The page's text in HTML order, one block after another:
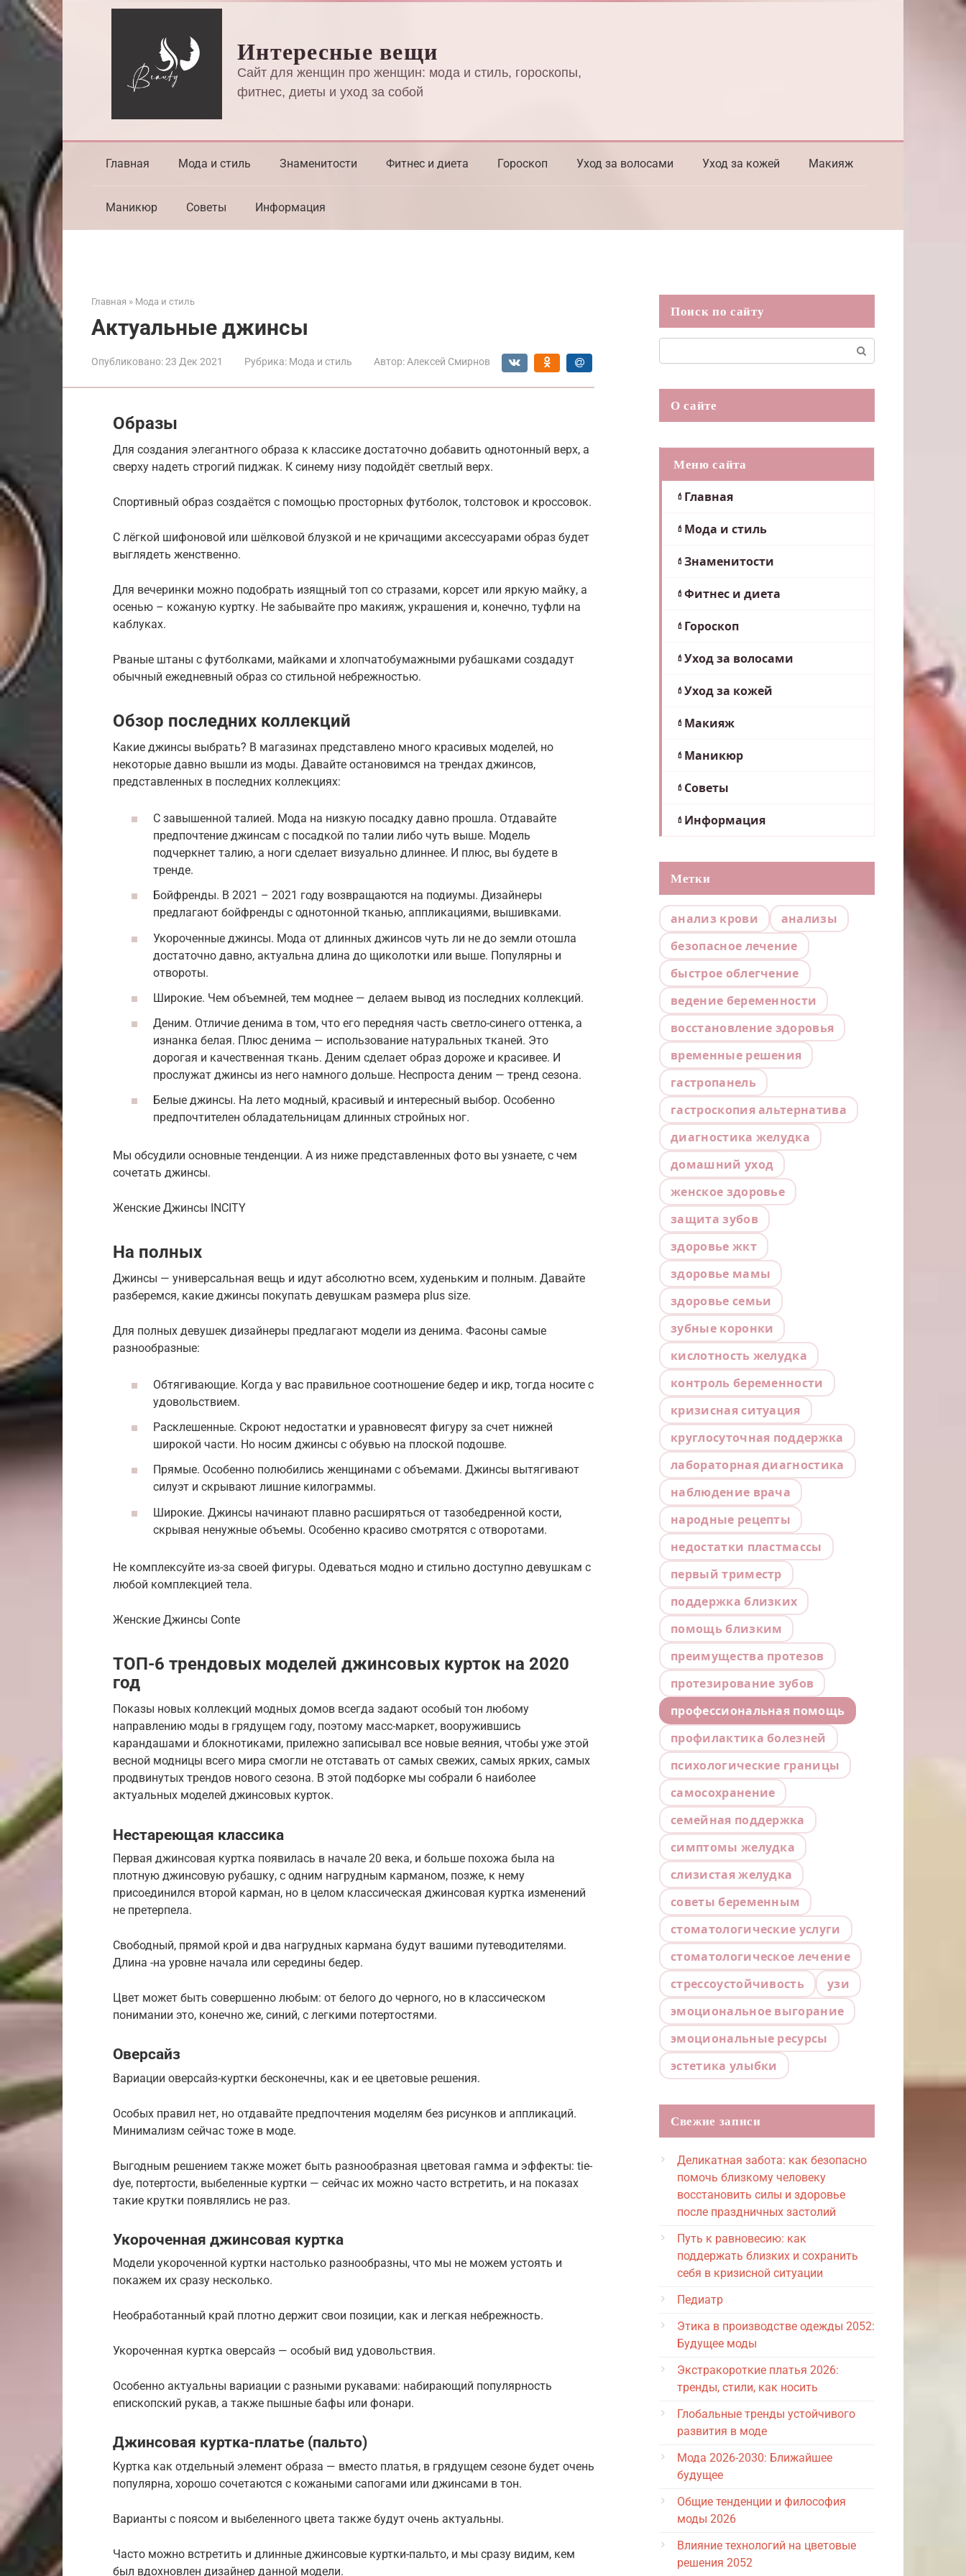
Перейти
к
контенту
Интересные вещи
Сайт для женщин про женщин: мода и стиль, гороскопы,
фитнес, диеты и уход за собой
Главная Мода и стиль Знаменитости Фитнес и диета Гороскоп Уход за волосами Уход за кожей Макияж
Маникюр Советы Информация
Главная » Мода и стиль
Актуальные джинсы
Опубликовано:23 Дек 2021 Рубрика: Мода и стиль Автор: Алексей Смирнов
Образы
Для создания элегантного образа к классике достаточно добавить однотонный верх, а
сверху надеть строгий пиджак. К синему низу подойдёт светлый верх.
Спортивный образ создаётся с помощью просторных футболок, толстовок и кроссовок.
С лёгкой шифоновой или шёлковой блузкой и не кричащими аксессуарами образ будет
выглядеть женственно.
Для вечеринки можно подобрать изящный топ со стразами, корсет или яркую майку, а
осенью – кожаную куртку. Не забывайте про макияж, украшения и, конечно, туфли на
каблуках.
Рваные штаны с футболками, майками и хлопчатобумажными рубашками создадут
обычный ежедневный образ со стильной небрежностью.
Обзор последних коллекций
Какие джинсы выбрать? В магазинах представлено много красивых моделей, но
некоторые давно вышли из моды. Давайте остановимся на трендах джинсов,
представленных в последних коллекциях:
С завышенной талией. Мода на низкую посадку давно прошла. Отдавайте
предпочтение джинсам с посадкой по талии либо чуть выше. Модель
подчеркнет талию, а ноги сделает визуально длиннее. И плюс, вы будете в
тренде.
Бойфренды. В 2021 – 2021 году возвращаются на подиумы. Дизайнеры
предлагают бойфренды с однотонной тканью, аппликациями, вышивками.
Укороченные джинсы. Мода от длинных джинсов чуть ли не до земли отошла
достаточно давно, актуальна длина до щиколотки или выше. Популярны и
отвороты.
Широкие. Чем объемней, тем моднее — делаем вывод из последних коллекций.
Деним. Отличие денима в том, что его передняя часть светло-синего оттенка, а
изнанка белая. Плюс денима — использование натуральных тканей. Это
дорогая и качественная ткань. Деним сделает образ дороже и красивее. И
прослужат джинсы из него намного дольше. Неспроста деним — тренд сезона.
Белые джинсы. На лето модный, красивый и интересный выбор. Особенно
предпочтителен обладательницам длинных стройных ног.
Мы обсудили основные тенденции. А из ниже представленных фото вы узнаете, с чем
сочетать джинсы.
Женские Джинсы INCITY
На полных
Джинсы — универсальная вещь и идут абсолютно всем, худеньким и полным. Давайте
разберемся, какие джинсы покупать девушкам размера plus size.
Для полных девушек дизайнеры предлагают модели из денима. Фасоны самые
разнообразные:
Обтягивающие. Когда у вас правильное соотношение бедер и икр, тогда носите с
удовольствием.
Расклешенные. Скроют недостатки и уравновесят фигуру за счет нижней
широкой части. Но носим джинсы с обувью на плоской подошве.
Прямые. Особенно полюбились женщинами с объемами. Джинсы вытягивают
силуэт и скрывают лишние килограммы.
Широкие. Джинсы начинают плавно расширяться от тазобедренной кости,
скрывая ненужные объемы. Особенно красиво смотрятся с отворотами.
Не комплексуйте из-за своей фигуры. Одеваться модно и стильно доступно девушкам с
любой комплекцией тела.
Женские Джинсы Conte
ТОП-6 трендовых моделей джинсовых курток на 2020
год
Показы новых коллекций модных домов всегда задают особый тон любому
направлению моды в грядущем году, поэтому масс-маркет, вооружившись
карандашами и блокнотиками, прилежно записывал все новые веяния, чтобы уже этой
весной модницы всего мира смогли не отставать от самых свежих, самых ярких, самых
продвинутых трендов нового сезона. В этой подборке мы собрали 6 наиболее
актуальных моделей джинсовых курток.
Нестареющая классика
Первая джинсовая куртка появилась в начале 20 века, и больше похожа была на
плотную джинсовую рубашку, с одним нагрудным карманом, позже, к нему
присоединился второй карман, но в целом классическая джинсовая куртка изменений
не претерпела.
Свободный, прямой крой и два нагрудных кармана будут вашими путеводителями.
Длина -на уровне начала или середины бедер.
Цвет может быть совершенно любым: от белого до черного, но в классическом
понимании это, конечно же, синий, с легкими потертостями.
Оверсайз
Вариации оверсайз-куртки бесконечны, как и ее цветовые решения.
Особых правил нет, но отдавайте предпочтения моделям без рисунков и аппликаций.
Минимализм сейчас тоже в моде.
Выгодным решением также может быть разнообразная цветовая гамма и эффекты: tie-
dye, потертости, выбеленные куртки — сейчас их можно часто встретить, и на показах
такие крутки появлялись не раз.
Укороченная джинсовая куртка
Модели укороченной куртки настолько разнообразны, что мы не можем устоять и
покажем их сразу несколько.
Необработанный край плотно держит свои позиции, как и легкая небрежность.
Укороченная куртка оверсайз — особый вид удовольствия.
Особенно актуальны вариации с разными рукавами: набирающий популярность
епископский рукав, а также пышные бафы или фонари.
Джинсовая куртка-платье (пальто)
Куртка как отдельный элемент образа — вместо платья, в грядущем сезоне будет очень
популярна, хорошо сочетаются с кожаными сапогами или джинсами в тон.
Варианты с поясом и выбеленного цвета также будут очень актуальны.
Часто можно встретить и длинные джинсовые куртки-пальто, и мы сразу видим, кем
был вдохновлен дизайнер данной модели.
Поиск по сайту
О сайте
Меню сайта
Главная
Мода и стиль
Знаменитости
Фитнес и диета
Гороскоп
Уход за волосами
Уход за кожей
Макияж
Маникюр
Советы
Информация
Метки
анализ крови
анализы
безопасное лечение
быстрое облегчение
ведение беременности
восстановление здоровья
временные решения
гастропанель
гастроскопия альтернатива
диагностика желудка
домашний уход
женское здоровье
защита зубов
здоровье жкт
здоровье мамы
здоровье семьи
зубные коронки
кислотность желудка
контроль беременности
кризисная ситуация
круглосуточная поддержка
лабораторная диагностика
наблюдение врача
народные рецепты
недостатки пластмассы
первый триместр
поддержка близких
помощь близким
преимущества протезов
протезирование зубов
профессиональная помощь
профилактика болезней
психологические границы
самосохранение
семейная поддержка
симптомы желудка
слизистая желудка
советы беременным
стоматологические услуги
стоматологическое лечение
стрессоустойчивость
узи
эмоциональное выгорание
эмоциональные ресурсы
эстетика улыбки
Свежие записи
Деликатная забота: как безопасно
помочь близкому человеку
восстановить силы и здоровье
после праздничных застолий
Путь к равновесию: как
поддержать близких и сохранить
себя в кризисной ситуации
Педиатр
Этика в производстве одежды 2052:
Будущее моды
Экстракороткие платья 2026:
тренды, стили, как носить
Глобальные тренды устойчивого
развития в моде
Мода 2026-2030: Ближайшее
будущее
Общие тенденции и философия
моды 2026
Влияние технологий на цветовые
решения 2052